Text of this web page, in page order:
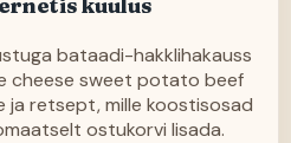
bataadi-hakklihakauss
cheese sweet potato beef
ja retsept, mille koostisosad
ostukorvi lisada.